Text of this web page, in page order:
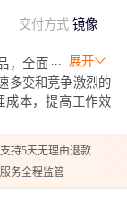
交付方式镜像
展开
，全面
多变和竞争激烈的
成本，提高工作效
支持5天无理由退款
服务全程监管